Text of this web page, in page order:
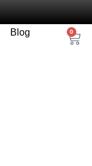
Blog 0